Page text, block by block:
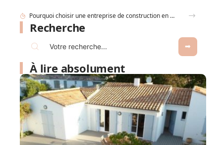
Et si votre whisky en carafe devenait la pièce maîtresse de votre salon ?
Recherche
À lire absolument